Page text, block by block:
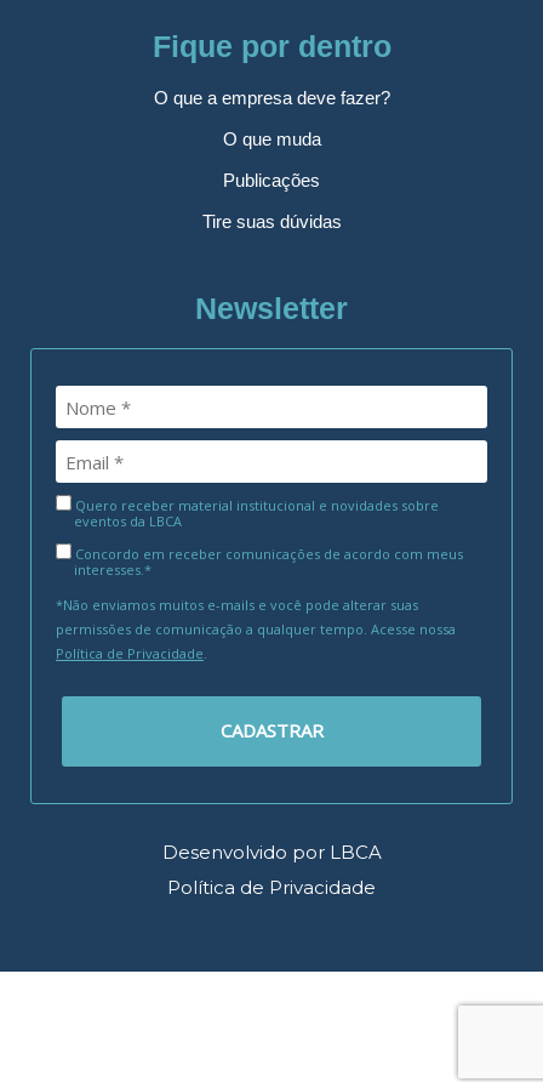
Fique por dentro
O que a empresa deve fazer?
O que muda
Publicações
Tire suas dúvidas
Newsletter
Quero receber material institucional e novidades sobre
eventos da LBCA
Concordo em receber comunicações de acordo com meus
interesses.*
*Não enviamos muitos e-mails e você pode alterar suas
permissões de comunicação a qualquer tempo. Acesse nossa
Política de Privacidade
CADASTRAR
Desenvolvido por LBCA
Política de Privacidade